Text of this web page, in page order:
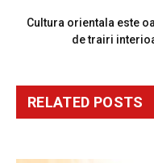
Cultura orientala este
de trairi
RELATED POSTS